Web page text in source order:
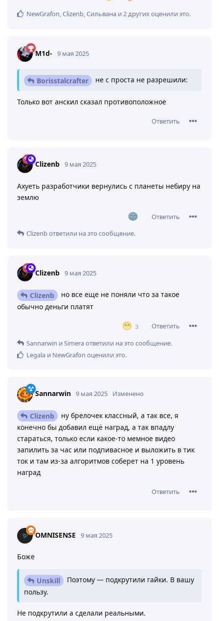
NewGrafon,Clizenb,Сильвана и2другихоценили это.
M1d- 9 мая 2025
Borisstalcrafter не с проста не разрешили:
Только вот анскил сказал противоположное
Ответить
Clizenb 9 мая 2025
Ахуеть разработчики вернулись с планеты небиру на
землю
Ответить
Clizenbответили на это сообщение.
Clizenb 9 мая 2025
Clizenb
но все еще не поняли что за такое
обычно деньги платят
3
Ответить
Sannarwin иSimeraответили на это сообщение.
Legala и NewGrafon оценили это.
Sannarwin 9 мая 2025 Изменено
Clizenb
ну брелочек классный, а так все, я
конечно бы добавил ещё наград, а так впадлу
стараться, только если какое-то мемное видео
запилить за час или подпивасное и выложить в тик
ток и там из-за алгоритмов соберет на 1 уровень
наград
Ответить
OMNISENSE 9 мая 2025
Боже
Unskill
Поэтому — подкрутили гайки. В вашу
пользу.
Не подкрутили а сделали реальными.